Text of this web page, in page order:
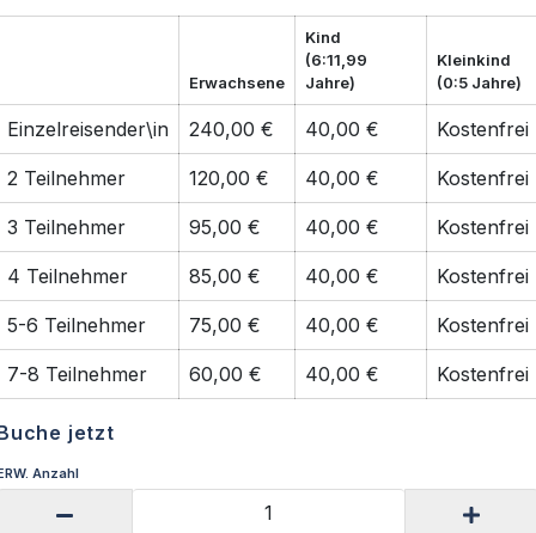
Erwachsene
Kind
(6:11,99
Jahre)
Kleinkind
(0:5 Jahre)
Einzelreisender\in 240,00 € 40,00 € Kostenfrei
2 Teilnehmer 120,00 € 40,00 € Kostenfrei
3 Teilnehmer 95,00 € 40,00 € Kostenfrei
4 Teilnehmer 85,00 € 40,00 € Kostenfrei
5-6 Teilnehmer 75,00 € 40,00 € Kostenfrei
7-8 Teilnehmer 60,00 € 40,00 € Kostenfrei
jetzt
Anzahl